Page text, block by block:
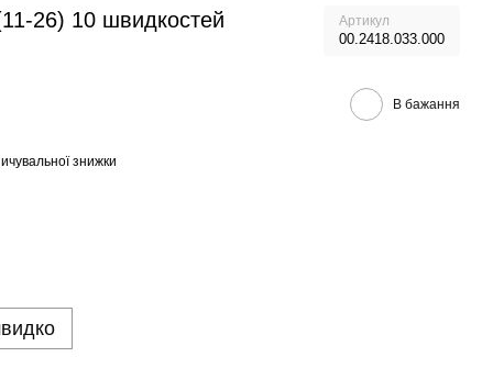
26) 10 швидкостей Артикул
00.2418.033.000
В бажання
знижки